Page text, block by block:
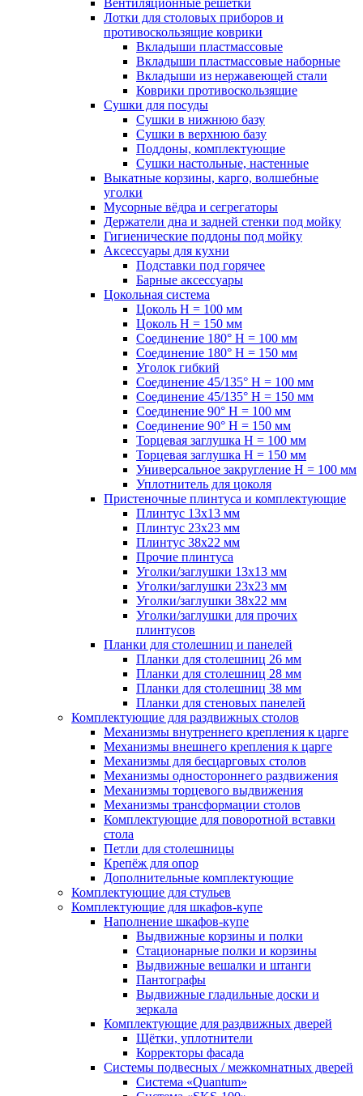
Лотки для столовых приборов и
противоскользящие коврики
Вкладыши пластмассовые
Вкладыши пластмассовые наборные
Вкладыши из нержавеющей стали
Коврики противоскользящие
Сушки для посуды
Сушки в нижнюю базу
Сушки в верхнюю базу
Поддоны, комплектующие
Сушки настольные, настенные
Выкатные корзины, карго, волшебные
уголки
Мусорные вёдра и сегрегаторы
Держатели дна и задней стенки под мойку
Гигиенические поддоны под мойку
Аксессуары для кухни
Подставки под горячее
Барные аксессуары
Цокольная система
Цоколь H = 100 мм
Цоколь H = 150 мм
Соединение 180° H = 100 мм
Соединение 180° H = 150 мм
Уголок гибкий
Соединение 45/135° H = 100 мм
Соединение 45/135° H = 150 мм
Соединение 90° H = 100 мм
Соединение 90° H = 150 мм
Торцевая заглушка H = 100 мм
Торцевая заглушка H = 150 мм
Универсальное закругление H = 100 мм
Уплотнитель для цоколя
Пристеночные плинтуса и комплектующие
Плинтус 13х13 мм
Плинтус 23х23 мм
Плинтус 38х22 мм
Прочие плинтуса
Уголки/заглушки 13х13 мм
Уголки/заглушки 23х23 мм
Уголки/заглушки 38х22 мм
Уголки/заглушки для прочих
плинтусов
Планки для столешниц и панелей
Планки для столешниц 26 мм
Планки для столешниц 28 мм
Планки для столешниц 38 мм
Планки для стеновых панелей
Комплектующие для раздвижных столов
Механизмы внутреннего крепления к царге
Механизмы внешнего крепления к царге
Механизмы для бесцарговых столов
Механизмы одностороннего раздвижения
Механизмы торцевого выдвижения
Механизмы трансформации столов
Комплектующие для поворотной вставки
стола
Петли для столешницы
Крепёж для опор
Дополнительные комплектующие
Комплектующие для стульев
Комплектующие для шкафов-купе
Наполнение шкафов-купе
Выдвижные корзины и полки
Стационарные полки и корзины
Выдвижные вешалки и штанги
Пантографы
Выдвижные гладильные доски и
зеркала
Комплектующие для раздвижных дверей
Щётки, уплотнители
Корректоры фасада
Системы подвесных / межкомнатных дверей
Система «Quantum»